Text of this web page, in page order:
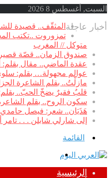
السبت, أغسطس 8 2026
أخبار عاجلة المثقّف.. قصيدة
تمزوروت ..تكتب
متوكل // المغرب
صندوق الزمان.. قصّة
عقدة الماضي.. مقال
عوالم مجهولة… بقلم:
مازلْتُ.. بقلم الشاعرة
قلبٌ فقيرٌ يضخّ الحبّ..
سكون الروح.. بقلم
هَذَيَان.. شعر: فيصل حامدي
إلى شارلي شابلن . . . تامر
القائمة
الرئيسية